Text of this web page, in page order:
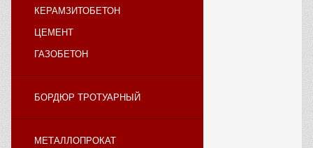
КЕРАМЗИТОБЕТОН
ЦЕМЕНТ
ГАЗОБЕТОН
БОРДЮР ТРОТУАРНЫЙ
МЕТАЛЛОПРОКАТ